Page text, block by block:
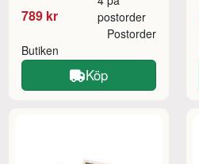
789 kr
postorder
Butiken
Postorder
Köp